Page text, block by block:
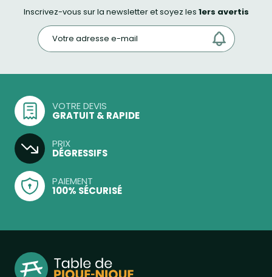
Inscrivez-vous sur la newsletter et soyez les 1ers avertis
VOTRE DEVIS
GRATUIT & RAPIDE
PRIX
DÉGRESSIFS
PAIEMENT
100% SÉCURISÉ